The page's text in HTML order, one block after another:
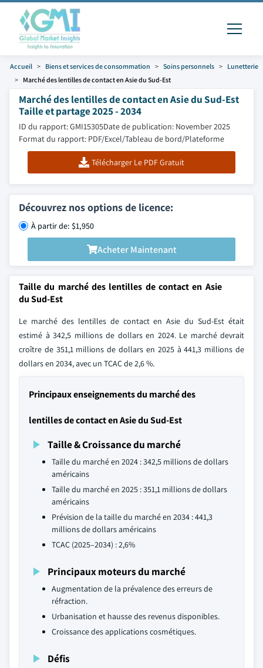
Accueil Biens et services de consommation Soins personnels
Lunetterie
Marché des lentilles de contact en Asie du Sud-Est
Marché des lentilles de contact en Asie du Sud-Est
Taille et partage 2025 - 2034
ID du rapport: GMI15305Date de publication: November 2025
Format du rapport: PDF/Excel/Tableau de bord/Plateforme
Télécharger Le PDF Gratuit
Découvrez nos options de licence:
À partir de: $1,950
Acheter Maintenant
Taille du marché des lentilles de contact en Asie
du Sud-Est
Le marché des lentilles de contact en Asie du Sud-Est était
estimé à 342,5 millions de dollars en 2024. Le marché devrait
croître de 351,1 millions de dollars en 2025 à 441,3 millions de
dollars en 2034, avec un TCAC de 2,6 %.
Principaux enseignements du marché des
lentilles de contact en Asie du Sud-Est
Taille & Croissance du marché
Taille du marché en 2024 : 342,5 millions de dollars
américains
Taille du marché en 2025 : 351,1 millions de dollars
américains
Prévision de la taille du marché en 2034 : 441,3
millions de dollars américains
TCAC (2025–2034) : 2,6%
Principaux moteurs du marché
Augmentation de la prévalence des erreurs de
réfraction.
Urbanisation et hausse des revenus disponibles.
Croissance des applications cosmétiques.
Défis